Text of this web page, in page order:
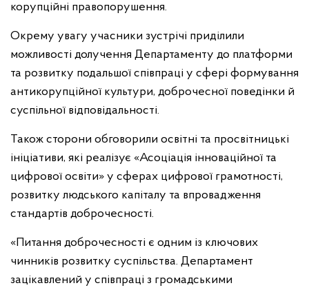
корупційні правопорушення.
Окрему увагу учасники зустрічі приділили
можливості долучення Департаменту до платформи
та розвитку подальшої співпраці у сфері формування
антикорупційної культури, доброчесної поведінки й
суспільної відповідальності.
Також сторони обговорили освітні та просвітницькі
ініціативи, які реалізує «Асоціація інноваційної та
цифрової освіти» у сферах цифрової грамотності,
розвитку людського капіталу та впровадження
стандартів доброчесності.
«Питання доброчесності є одним із ключових
чинників розвитку суспільства. Департамент
зацікавлений у співпраці з громадськими